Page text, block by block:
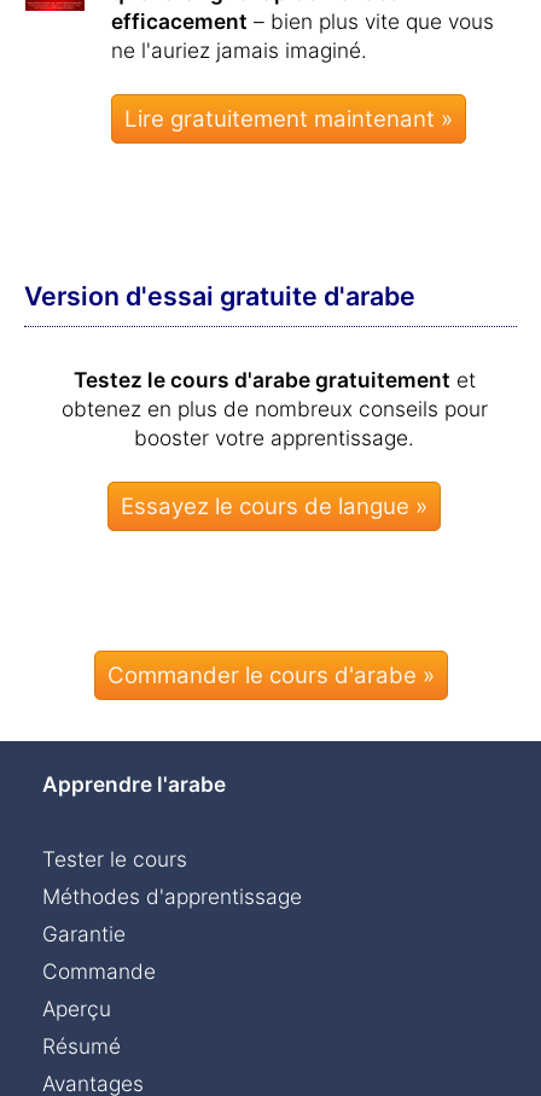
efficacement – bien plus vite que vous
ne l'auriez jamais imaginé.
Lire gratuitement maintenant »
Version d'essai gratuite d'arabe
Testez le cours d'arabe gratuitement et
obtenez en plus de nombreux conseils pour
booster votre apprentissage.
Commander le cours d'arabe »
Apprendre l'arabe
Tester le cours
Méthodes d'apprentissage
Garantie
Commande
Aperçu
Résumé
Avantages